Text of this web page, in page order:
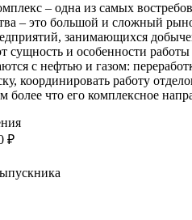
– одна из самых
– это большой и сложный
занимающихся
сущность и особенности
с нефтью и газом:
координировать работу
более что его комплексное
₽